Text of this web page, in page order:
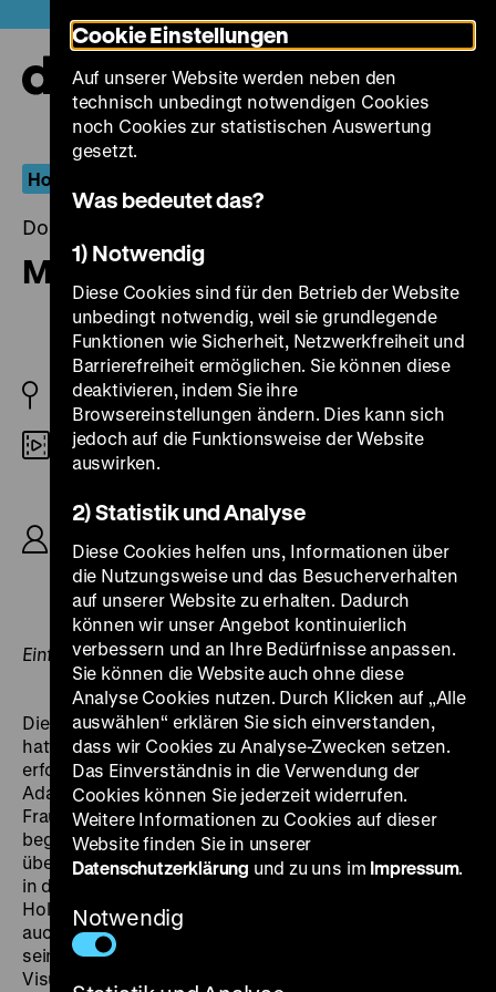
zum
Seiteninhalt
springen
Homosexualität_en
Donnerstag, 09. Juli 2015, 20.00 - 00.00 Uhr
Mädchen in Uniform
1931 D
35mm
Carl Froelich, B: Christa Winsloe, F. D. Andam, K:
Reimar Kuntze, Franz Weihmayr, D: Hertha Thiele,
Dorothea Wieck, Gertrud de Lalsky, Emilie Unda,
Erika Mann, 88‘
Einführung: Jan Künemund
Die Schauspielerin und Regisseurin Leontine Sagan
hatte Christa Winsloes Mädcheninternats-Stoff schon
erfolgreich am Theater produziert, als für die filmische
Adaption des Stoffes eine Zusammenarbeit der beiden
Frauen mit dem erfahrenen Filmpionier Carl Froelich
begann. Das Ergebnis, das in keinem Standardwerk
über das deutsche Kino fehlt, von Kracauer und Eisner
in den höchsten Tönen gelobt wurde, das Eindruck in
Hollywood machte und Remakes in Japan, Mexiko und
auch in Deutschland initiierte, zirkuliert bis heute in
seiner ursprünglichen Form. Seine explizite
Visualisierung lesbischen Begehrens ist allerdings erst
Cookie Einstellungen
Auf unserer Website werden neben den
technisch unbedingt notwendigen Cookies
noch Cookies zur statistischen Auswertung
gesetzt.
Was bedeutet das?
1) Notwendig
Diese Cookies sind für den Betrieb der Website
unbedingt notwendig, weil sie grundlegende
Funktionen wie Sicherheit, Netzwerkfreiheit und
Barrierefreiheit ermöglichen. Sie können diese
deaktivieren, indem Sie ihre
Browsereinstellungen ändern. Dies kann sich
jedoch auf die Funktionsweise der Website
auswirken.
2) Statistik und Analyse
Diese Cookies helfen uns, Informationen über
die Nutzungsweise und das Besucherverhalten
auf unserer Website zu erhalten. Dadurch
können wir unser Angebot kontinuierlich
verbessern und an Ihre Bedürfnisse anpassen.
Sie können die Website auch ohne diese
Analyse Cookies nutzen. Durch Klicken auf „Alle
auswählen“ erklären Sie sich einverstanden,
dass wir Cookies zu Analyse-Zwecken setzen.
Das Einverständnis in die Verwendung der
Cookies können Sie jederzeit widerrufen.
Weitere Informationen zu Cookies auf dieser
Website finden Sie in unserer
Datenschutzerklärung und zu uns im Impressum.
Notwendig